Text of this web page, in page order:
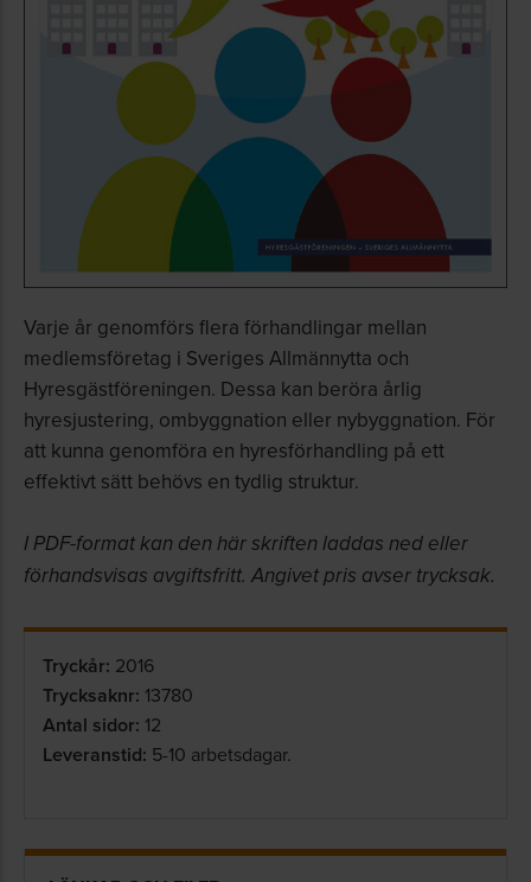
Varje år genomförs flera förhandlingar mellan
medlemsföretag i Sveriges Allmännytta och
Hyresgästföreningen. Dessa kan beröra årlig
hyresjustering, ombyggnation eller nybyggnation. För
att kunna genomföra en hyresförhandling på ett
effektivt sätt behövs en tydlig struktur.
I PDF-format kan den här skriften laddas ned eller
förhandsvisas avgiftsfritt. Angivet pris avser trycksak.
Tryckår: 2016
Trycksaknr: 13780
Antal sidor: 12
Leveranstid: 5-10 arbetsdagar.